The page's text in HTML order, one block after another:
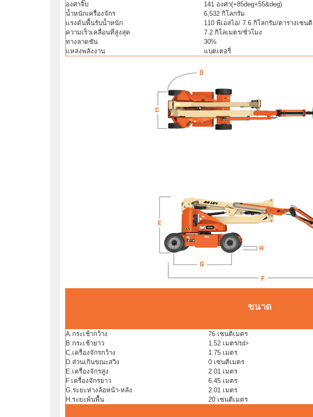
องศาจิ๊บ
141 องศา(+85deg+55&deg)
น้ำหนักเครื่องจักร
6,532 กิโลกรัม
แรงดันพื้นรับน้ำหนัก
110 พีเอสไอ/ 7.6 กิโลกรัม/ตารางเซน
ความเร็วเคลื่อนที่สูงสุด
7.2 กิโลเมตร/ชั่วโมง
ทางลาดชัน
30%
แหล่งพลังงาน
แบตเตอรี่
ขนาด
A.กระเช้ากว้าง
76 เซนติเมตร
B.กระเช้ายาว
1.52 เมตร/td>
C.เครื่องจักรกว้าง
1.75 เมตร
D.ส่วนเกินขณะสวิง
0 เซนติเมตร
E.เครื่องจักรสูง
2.01 เมตร
F.เครื่องจักรยาว
6.45 เมตร
G.ระยะห่างล้อหน้า-หลัง
2.01 เมตร
H.ระยะพ้นพื้น
20 เซนติเมตร